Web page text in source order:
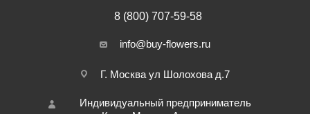
8 (800) 707-59-58
info@buy-flowers.ru
Г. Москва ул Шолохова д.7
Индивидуальный предприниматель